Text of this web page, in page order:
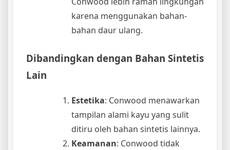
karena menggunakan bahan-
bahan daur ulang.
Dibandingkan dengan Bahan Sintetis
Lain
Estetika: Conwood menawarkan
tampilan alami kayu yang sulit
ditiru oleh bahan sintetis lainnya.
Keamanan: Conwood tidak